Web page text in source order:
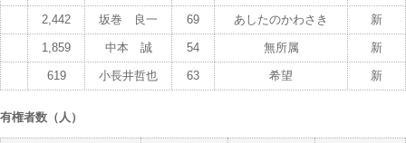
2,442 坂巻 良一 69 あしたのかわさき 新
1,859 中本 誠 54 無所属 新
619 小長井哲也 63 希望 新
有権者数（人）